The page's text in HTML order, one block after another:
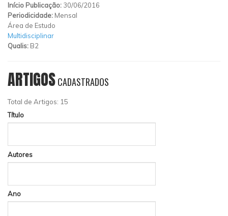
Início Publicação: 30/06/2016
Periodicidade: Mensal
Área de Estudo
Multidisciplinar
Qualis: B2
ARTIGOSCADASTRADOS
Total de Artigos: 15
Título
Autores
Ano